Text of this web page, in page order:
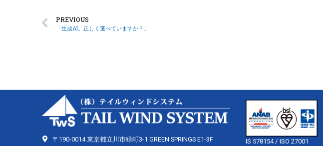
PREVIOUS
「生成AI。正しく選べていますか？」
〒190-0014 東京都立川市緑町3-1 GREEN SPRINGS E1-3F
IS 578154 / ISO 27001